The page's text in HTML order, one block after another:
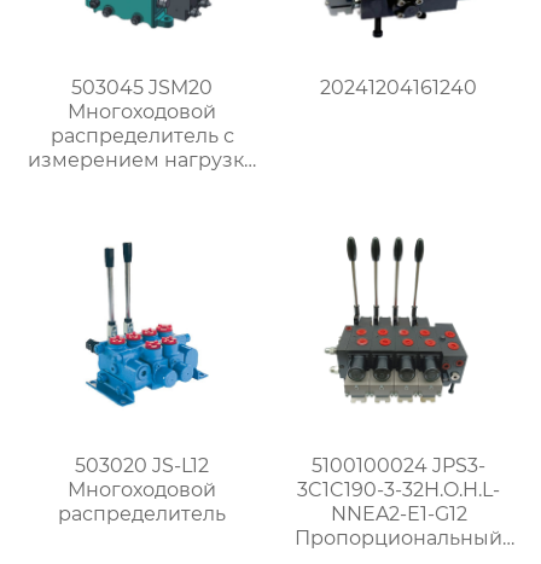
503045 JSM20
Многоходовой
распределитель с
измерением нагрузки
20241204161240
503020 JS-L12
Многоходовой
распределитель
5100100024 JPS3-
3C1C190-3-32H.O.H.L-
NNEA2-E1-G12
Пропорциональный